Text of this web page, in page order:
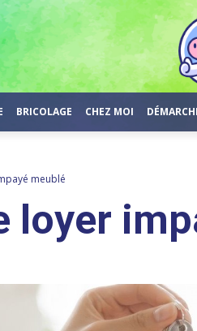
BRICOLAGE CHEZ MOI
meublé
loyer